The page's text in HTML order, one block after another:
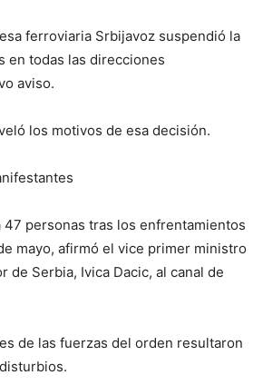
ferroviaria Srbijavoz suspendió la
en todas las direcciones
aviso.
los motivos de esa decisión.
47 personas tras los enfrentamientos
mayo, afirmó el vice primer ministro
de Serbia, Ivica Dacic, al canal de
de las fuerzas del orden resultaron